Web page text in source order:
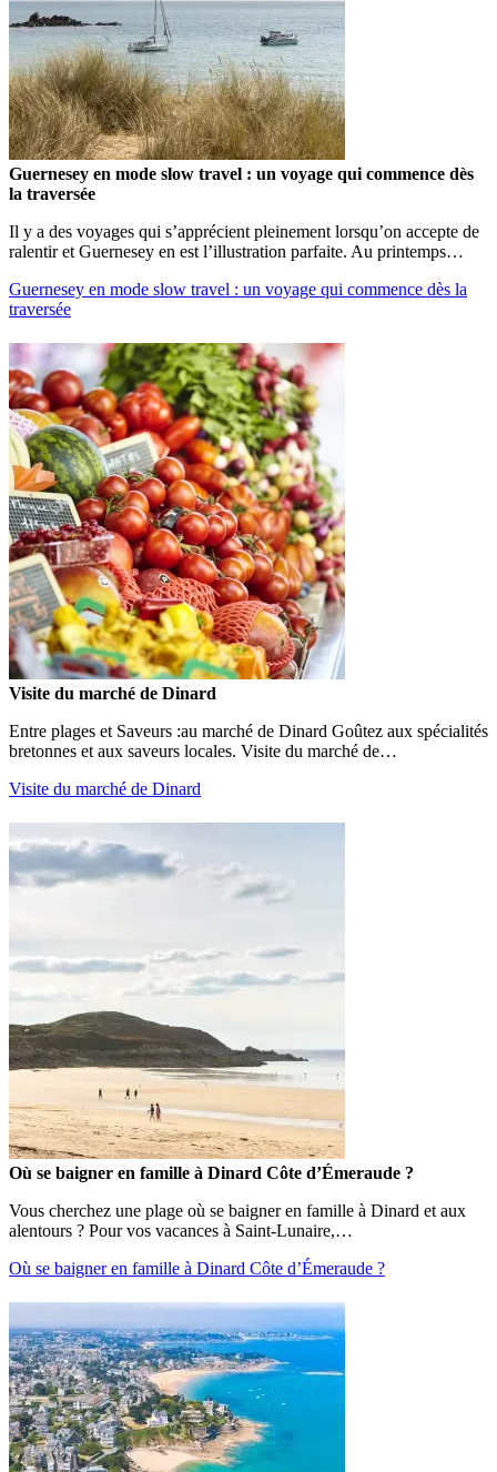
Guernesey en mode slow travel : un voyage qui commence dès
la traversée
Il y a des voyages qui s’apprécient pleinement lorsqu’on accepte de
ralentir et Guernesey en est l’illustration parfaite. Au printemps…
Guernesey en mode slow travel : un voyage qui commence dès la
traversée
Visite du marché de Dinard
Entre plages et Saveurs :au marché de Dinard Goûtez aux spécialités
bretonnes et aux saveurs locales. Visite du marché de…
Visite du marché de Dinard
Où se baigner en famille à Dinard Côte d’Émeraude ?
Vous cherchez une plage où se baigner en famille à Dinard et aux
alentours ? Pour vos vacances à Saint-Lunaire,…
Où se baigner en famille à Dinard Côte d’Émeraude ?